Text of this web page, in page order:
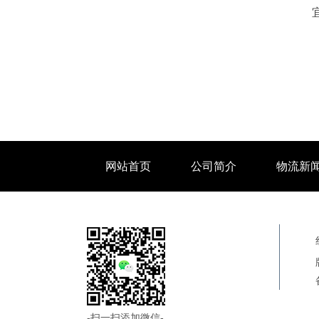
网站首页 公司简介 物流新